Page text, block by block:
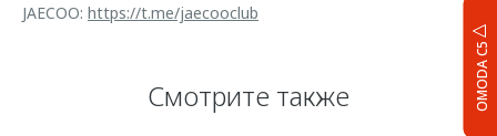
OMODA C5
JAECOO: https://t.me/jaecooclub
Смотрите также